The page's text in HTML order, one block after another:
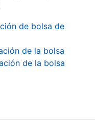
de bolsa de
de la bolsa
de la bolsa